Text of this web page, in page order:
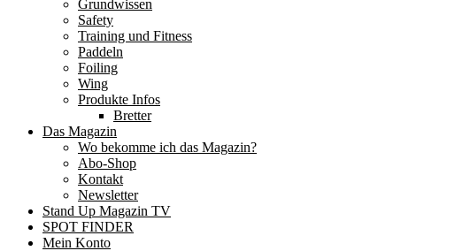
Grundwissen
Safety
Training und Fitness
Paddeln
Foiling
Wing
Produkte Infos
Bretter
Das Magazin
Wo bekomme ich das Magazin?
Abo-Shop
Kontakt
Newsletter
Stand Up Magazin TV
SPOT FINDER
Mein Konto